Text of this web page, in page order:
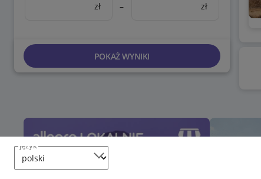
język
zł – zł
POKAŻ WYNIKI